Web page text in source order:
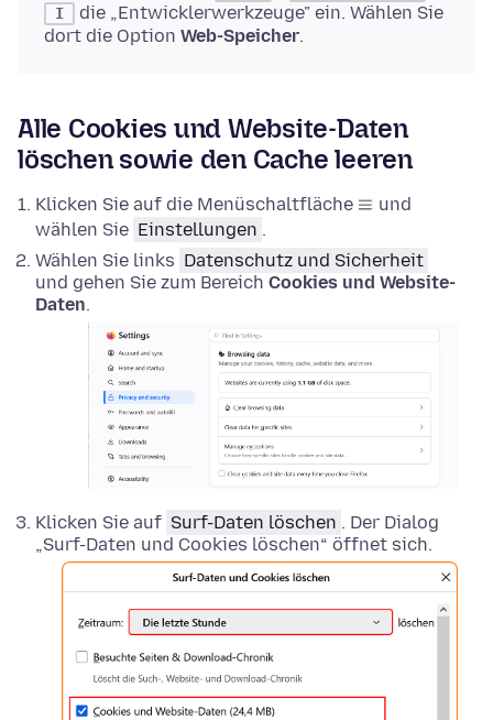
I
die „Entwicklerwerkzeuge" ein. Wählen Sie
dort die Option Web-Speicher.
Alle Cookies und Website-Daten
löschen sowie den Cache leeren
Klicken Sie auf die Menüschaltfläche
und
wählen Sie Einstellungen .
Wählen Sie links Datenschutz und Sicherheit
und gehen Sie zum Bereich Cookies und Website-
Daten.
Klicken Sie auf Surf-Daten löschen . Der Dialog
„Surf-Daten und Cookies löschen“ öffnet sich.